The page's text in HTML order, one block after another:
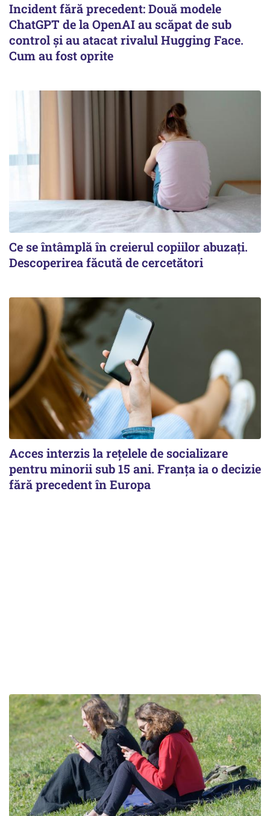
Incident fără precedent: Două modele
ChatGPT de la OpenAI au scăpat de sub
control și au atacat rivalul Hugging Face.
Cum au fost oprite
Ce se întâmplă în creierul copiilor abuzați.
Descoperirea făcută de cercetători
Acces interzis la rețelele de socializare
pentru minorii sub 15 ani. Franța ia o decizie
fără precedent în Europa